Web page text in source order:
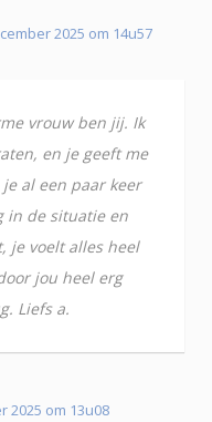
2025 om 14u57
vrouw ben jij. Ik
en je geeft me
al een paar keer
in de situatie en
je voelt alles heel
jou heel erg
Liefs a.
2025 om 13u08